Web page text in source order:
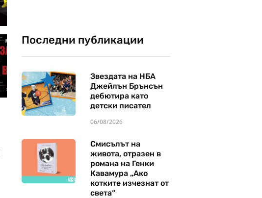
Последни публикации
Звездата на НБА
Джейлън Брънсън
дебютира като
детски писател
06/08/2026
Смисълът на
живота, отразен в
романа на Генки
Кавамура „Ако
котките изчезнат от
света“